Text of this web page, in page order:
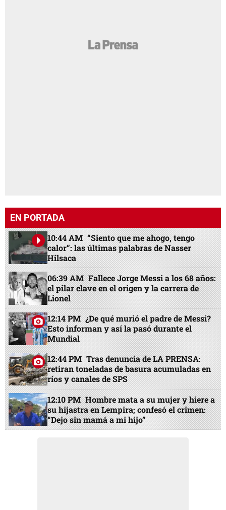
EN PORTADA
10:44 AM “Siento que me ahogo, tengo
calor”: las últimas palabras de Nasser
Hilsaca
06:39 AM Fallece Jorge Messi a los 68 años:
el pilar clave en el origen y la carrera de
Lionel
12:14 PM ¿De qué murió el padre de Messi?
Esto informan y así la pasó durante el
Mundial
12:44 PM Tras denuncia de LA PRENSA:
retiran toneladas de basura acumuladas en
ríos y canales de SPS
12:10 PM Hombre mata a su mujer y hiere a
su hijastra en Lempira; confesó el crimen:
“Dejo sin mamá a mi hijo”